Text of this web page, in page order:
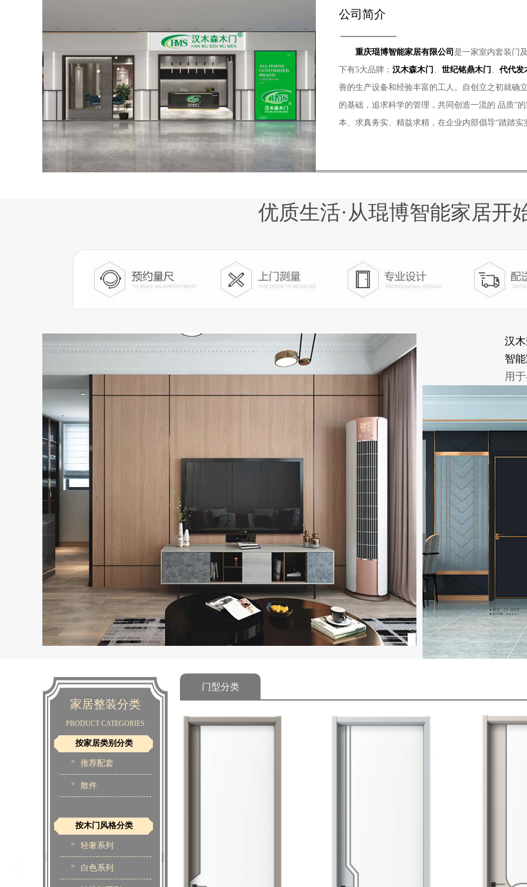
公司简介
重庆琨博智能家居有限公司 是一家室内套装门
下有5大品牌： 汉木森木门 、 世纪铭鼎木门 、 代代发
善的生产设备和经验丰富的工人。自创立之初就确
的基础，追求科学的管理，共同创造一流的 品质”的宗旨，注重管理创新和技术创新，以人为
本、求真务实、精益求精，在企业内部倡导“踏踏
优质生活·从琨博智能家居开
汉
智
用
家居整装分类
PRODUCT CATEGORIES
按家居类别分类
推荐配套
散件
按木门风格分类
轻奢系列
白色系列
门型分类